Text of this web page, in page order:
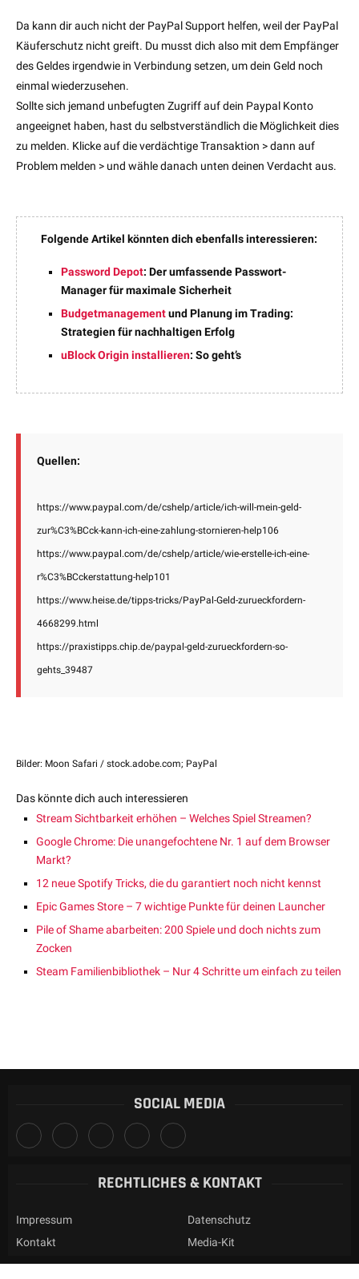
Da kann dir auch nicht der PayPal Support helfen, weil der PayPal
Käuferschutz nicht greift. Du musst dich also mit dem Empfänger
des Geldes irgendwie in Verbindung setzen, um dein Geld noch
einmal wiederzusehen.
Sollte sich jemand unbefugten Zugriff auf dein Paypal Konto
angeeignet haben, hast du selbstverständlich die Möglichkeit dies
zu melden. Klicke auf die verdächtige Transaktion > dann auf
Problem melden > und wähle danach unten deinen Verdacht aus.
Folgende Artikel könnten dich ebenfalls interessieren:
Password Depot: Der umfassende Passwort-
Manager für maximale Sicherheit
Budgetmanagementund Planung im Trading:
Strategien für nachhaltigen Erfolg
uBlock Origin installieren: So geht’s
Quellen:
https://www.paypal.com/de/cshelp/article/ich-will-mein-geld-
zur%C3%BCck-kann-ich-eine-zahlung-stornieren-help106
https://www.paypal.com/de/cshelp/article/wie-erstelle-ich-eine-
r%C3%BCckerstattung-help101
https://www.heise.de/tipps-tricks/PayPal-Geld-zurueckfordern-
4668299.html
https://praxistipps.chip.de/paypal-geld-zurueckfordern-so-
gehts_39487
Bilder: Moon Safari / stock.adobe.com; PayPal
Das könnte dich auch interessieren
Stream Sichtbarkeit erhöhen – Welches Spiel Streamen?
Google Chrome: Die unangefochtene Nr. 1 auf dem Browser
Markt?
12 neue Spotify Tricks, die du garantiert noch nicht kennst
Epic Games Store – 7 wichtige Punkte für deinen Launcher
Pile of Shame abarbeiten: 200 Spiele und doch nichts zum
Zocken
Steam Familienbibliothek – Nur 4 Schritte um einfach zu teilen
SOCIAL MEDIA
RECHTLICHES & KONTAKT
Impressum
Datenschutz
Kontakt
Media-Kit